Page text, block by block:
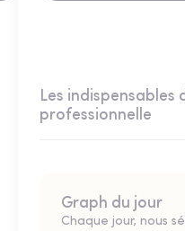
Les indispensables
professionnelle
Graph du jour
Chaque jour, nous